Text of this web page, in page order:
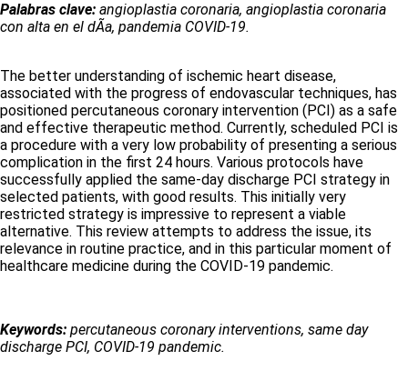
Palabras clave: angioplastia coronaria, angioplastia coronaria
con alta en el dÃ­a, pandemia COVID-19.
The better understanding of ischemic heart disease,
associated with the progress of endovascular techniques, has
positioned percutaneous coronary intervention (PCI) as a safe
and effective therapeutic method. Currently, scheduled PCI is
a procedure with a very low probability of presenting a serious
complication in the first 24 hours. Various protocols have
successfully applied the same-day discharge PCI strategy in
selected patients, with good results. This initially very
restricted strategy is impressive to represent a viable
alternative. This review attempts to address the issue, its
relevance in routine practice, and in this particular moment of
healthcare medicine during the COVID-19 pandemic.
Keywords: percutaneous coronary interventions, same day
discharge PCI, COVID-19 pandemic.